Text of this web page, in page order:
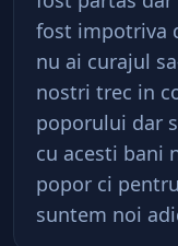
fost impotriva
nu ai curajul
nostri trec in
poporului dar
cu acesti bani
popor ci
suntem noi